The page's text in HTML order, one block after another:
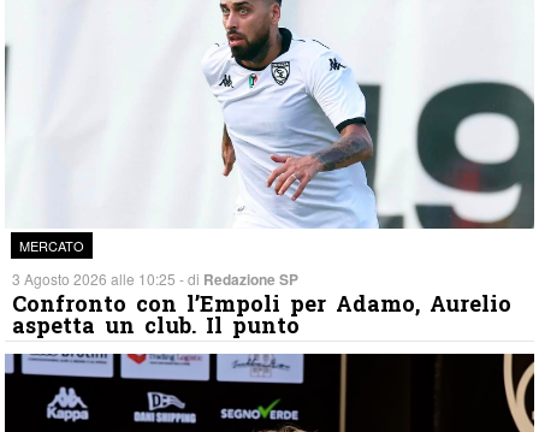
MERCATO
3 Agosto 2026 alle 10:25 - di Redazione SP
Confronto con l’Empoli per Adamo, Aurelio
aspetta un club. Il punto